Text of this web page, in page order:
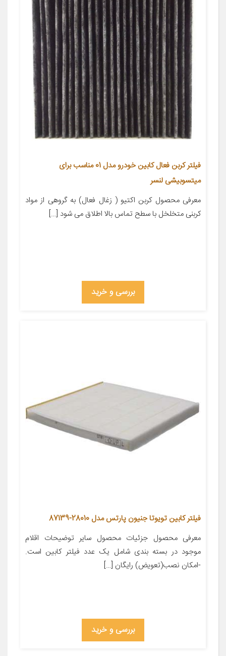
فیلتر کربن فعال کابین خودرو مدل 01 مناسب برای
میتسوبیشی لنسر
معرفی محصول کربن اکتیو ( زغال فعال) به گروهی از مواد
کربنی متخلخل با سطح تماس بالا اطلاق می شود […]
بررسی و خرید
فیلتر کابین تویوتا جنیون پارتس مدل 28010-87139
معرفی محصول جزئیات محصول سایر توضیحات اقلام
موجود در بسته بندی شامل یک عدد فیلتر کابین است.
-امکان نصب(تعویض) رایگان […]
بررسی و خرید